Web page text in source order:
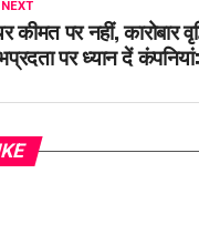
कीमत पर नहीं, कारोबार
पर ध्यान दें